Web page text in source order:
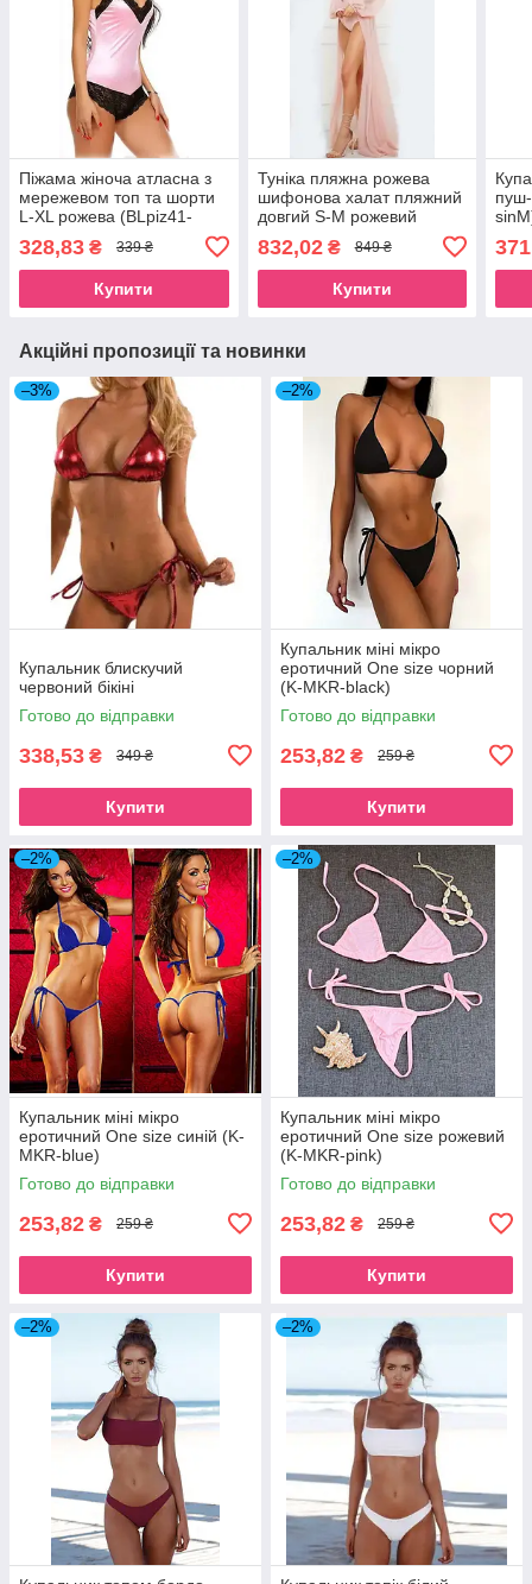
Піжама жіноча атласна з
мережевом топ та шорти
L-XL рожева (BLpiz41-
328,83 ₴ 339 ₴
Купити
Туніка пляжна рожева
шифонова халат пляжний
довгий S-M рожевий
832,02₴ 849 ₴
Купити
Акційні пропозиції та новинки
–3%
Купальник блискучий
червоний бікіні
Готово до відправки
338,53 ₴ 349 ₴
Купити
–2%
Купальник міні мікро
еротичний One size чорний
(K-MKR-black)
Готово до відправки
253,82 ₴ 259 ₴
Купити
–2%
Купальник міні мікро
еротичний One size синій (K-
MKR-blue)
Готово до відправки
253,82 ₴ 259 ₴
Купити
–2%
Купальник міні мікро
еротичний One size рожевий
(K-MKR-pink)
Готово до відправки
253,82 ₴ 259 ₴
Купити
–2% –2%